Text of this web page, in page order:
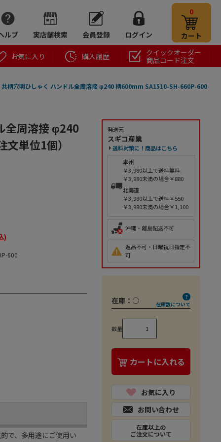
ルプ 実店舗検索 会員登録 ログイン
0
カート
お気に入り 購入履歴
クイックオーダー
商品コード注文
柄穴明ひしゃく ハンドル全周溶接 φ240 柄600mm SA1510-SH-660P-600
全周溶接 φ240
単位1個）
)
600
で、多用途にご使用い
発送元
スギコ産業
送料対策に！商品はこちら
本州
￥3,980以上で送料無料
￥3,980未満の場合￥880
北海道
￥3,980以上で送料￥550
￥3,980未満の場合￥1,100
沖縄・離島配送不可
返品不可・日曜祝日指定不
可
在庫： ○ 在庫数について
数量
カートに入れる
お気に入り
お問い合わせ
在庫以上の
ご注文について